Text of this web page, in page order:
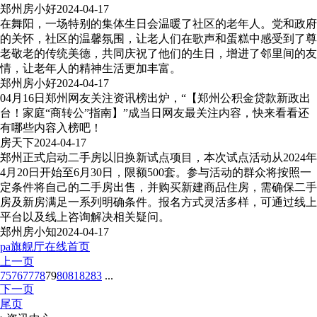
郑州房小好2024-04-17
在舞阳，一场特别的集体生日会温暖了社区的老年人。党和政府
的关怀，社区的温馨氛围，让老人们在歌声和蛋糕中感受到了尊
老敬老的传统美德，共同庆祝了他们的生日，增进了邻里间的友
情，让老年人的精神生活更加丰富。
郑州房小好2024-04-17
04月16日郑州网友关注资讯榜出炉，“【郑州公积金贷款新政出
台！家庭“商转公”指南】”成当日网友最关注内容，快来看看还
有哪些内容入榜吧！
房天下2024-04-17
郑州正式启动二手房以旧换新试点项目，本次试点活动从2024年
4月20日开始至6月30日，限额500套。参与活动的群众将按照一
定条件将自己的二手房出售，并购买新建商品住房，需确保二手
房及新房满足一系列明确条件。报名方式灵活多样，可通过线上
平台以及线上咨询解决相关疑问。
郑州房小知2024-04-17
pa旗舰厅在线首页
上一页
757677787980818283 ...
下一页
尾页